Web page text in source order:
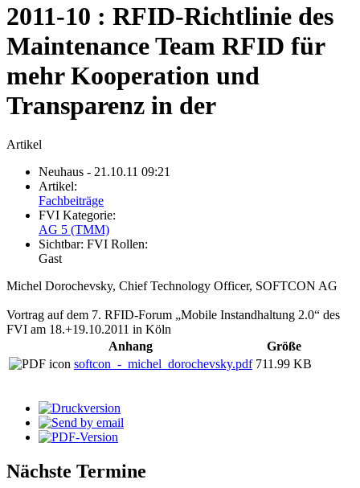
2011-10 : RFID-Richtlinie des
Maintenance Team RFID für
mehr Kooperation und
Transparenz in der
Artikel
Neuhaus - 21.10.11 09:21
Artikel:
Fachbeiträge
FVI Kategorie:
AG 5 (TMM)
Sichtbar: FVI Rollen:
Gast
Michel Dorochevsky, Chief Technology Officer, SOFTCON AG
Vortrag auf dem 7. RFID-Forum „Mobile Instandhaltung 2.0“ des
FVI am 18.+19.10.2011 in Köln
Anhang
Größe
softcon_-_michel_dorochevsky.pdf 711.99 KB
Nächste Termine